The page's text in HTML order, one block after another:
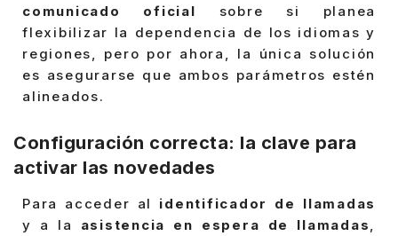
comunicado oficial sobre si planea
flexibilizar la dependencia de los idiomas y
regiones, pero por ahora, la única solución
es asegurarse que ambos parámetros estén
alineados.
Configuración correcta: la clave para
activar las novedades
Para acceder al identificador de llamadas
y a la asistencia en espera de llamadas,